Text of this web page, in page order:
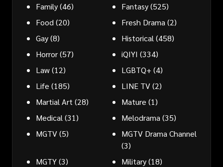
Family(46) Fantasy(525)
Food (20) Fresh Drama (2)
Gay(8) Historical (458)
Horror(57) iQIYI (334)
Law(12) LGBTQ+ (4)
Life (185) LINE TV(2)
Martial Art (28) Mature (1)
Medical (31) Melodrama (35)
MGTV(5)
MGTV Drama Channel
(3)
MGTY(3) Military(18)